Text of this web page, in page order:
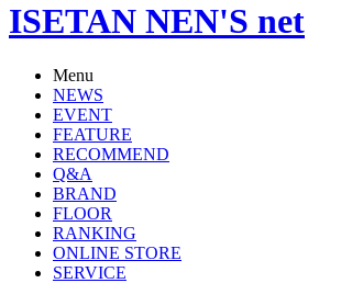
ISETAN NEN'S net
Menu
NEWS
EVENT
FEATURE
RECOMMEND
Q&A
BRAND
FLOOR
RANKING
ONLINE STORE
SERVICE